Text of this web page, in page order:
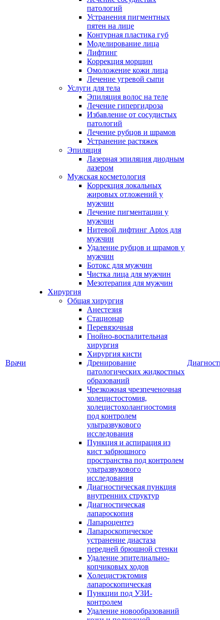
Врачи
патологий
Устранения пигментных
пятен на лице
Контурная пластика губ
Моделирование лица
Лифтинг
Коррекция морщин
Омоложение кожи лица
Лечение угревой сыпи
Услуги для тела
Эпиляция волос на теле
Лечение гипергидроза
Избавление от сосудистых
патологий
Лечение рубцов и шрамов
Устранение растяжек
Эпиляция
Лазерная эпиляция диодным
лазером
Мужская косметология
Коррекция локальных
жировых отложений у
мужчин
Лечение пигментации у
мужчин
Нитевой лифтинг Aptos для
мужчин
Удаление рубцов и шрамов у
мужчин
Ботокс для мужчин
Чистка лица для мужчин
Мезотерапия для мужчин
Хирургия
Общая хирургия
Анестезия
Стационар
Перевязочная
Гнойно-воспалительная
хирургия
Хирургия кисти
Дренирование
патологических жидкостных
образований
Чрезкожная чрезпеченочная
холецистостомия,
холецистохолангиостомия
под контролем
ультразвукового
исследования
Пункция и аспирация из
кист забрюшного
пространства под контролем
ультразвукового
исследования
Диагностическая пункция
внутренних структур
Диагностическая
лапароскопия
Лапароцентез
Лапароскопическое
устранение диастаза
передней брюшной стенки
Удаление эпителиально-
копчиковых ходов
Холецистэктомия
лапароскопическая
Пункции под УЗИ-
контролем
Удаление новообразований